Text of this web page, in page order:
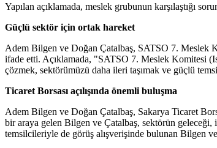
Yapılan açıklamada, meslek grubunun karşılaştığı
Güçlü sektör için ortak hareket
Adem Bilgen ve Doğan Çatalbaş, SATSO 7. Meslek
ifade etti. Açıklamada, "SATSO 7. Meslek Komitesi
çözmek, sektörümüzü daha ileri taşımak ve güçlü
Ticaret Borsası açılışında önemli buluşma
Adem Bilgen ve Doğan Çatalbaş, Sakarya Ticaret
bir araya gelen Bilgen ve Çatalbaş, sektörün geleceği,
temsilcileriyle de görüş alışverişinde bulunan Bilgen